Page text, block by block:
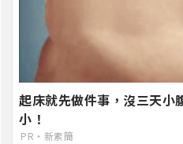
起床就先做件事，沒三天小
小！
PR・新素簡